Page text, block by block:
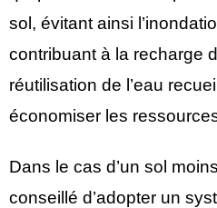
sol, évitant ainsi
contribuant à la recharge
réutilisation de l’eau
économiser les
Dans le cas d’un sol
conseillé d’adopter un